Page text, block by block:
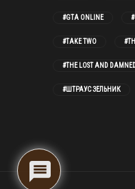
#GTA ONLINE
#TAKE TWO
#THE LOST AND
#ШТРАУС ЗЕЛЬНИК